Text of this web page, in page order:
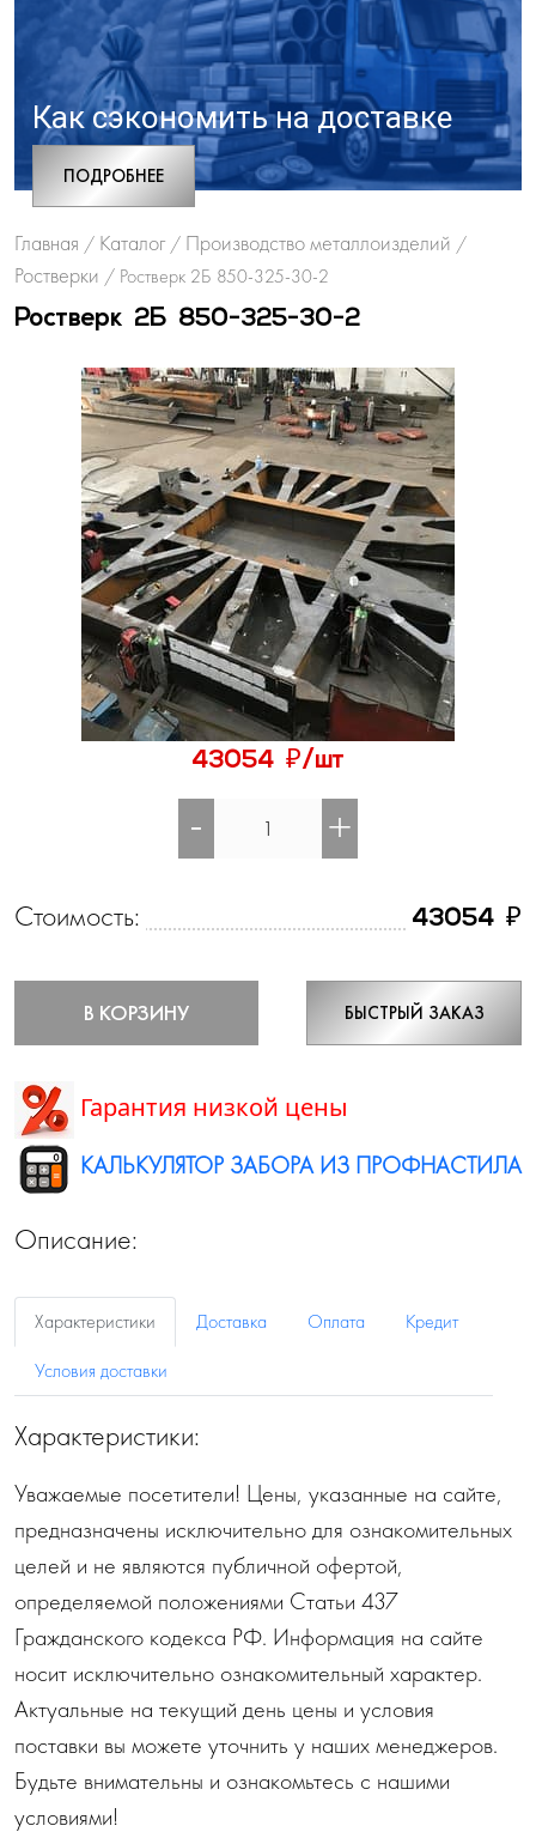
Как сэкономить на доставке
ПОДРОБНЕЕ
Главная / Каталог / Производство металлоизделий /
Ростверки / Ростверк 2Б 850-325-30-2
Ростверк 2Б 850-325-30-2
43054 ₽/шт
- +
Стоимость: 43054 ₽
В КОРЗИНУ БЫСТРЫЙ ЗАКАЗ
Гарантия низкой цены
КАЛЬКУЛЯТОР ЗАБОРА ИЗ ПРОФНАСТИЛА
Описание:
Характеристики Доставка Оплата
Кредит
Условия доставки
Характеристики:
Уважаемые посетители! Цены, указанные на сайте,
предназначены исключительно для ознакомительных
целей и не являются публичной офертой,
определяемой положениями Статьи 437
Гражданского кодекса РФ. Информация на сайте
носит исключительно ознакомительный характер.
Актуальные на текущий день цены и условия
поставки вы можете уточнить у наших менеджеров.
Будьте внимательны и ознакомьтесь с нашими
условиями!